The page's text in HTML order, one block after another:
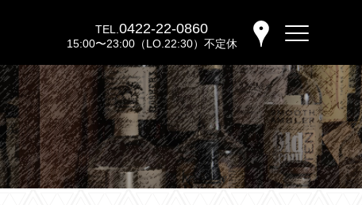
バーウッディTOP
バー ウッディについて
メニュー＆料金
おすすめカクテル
TEL.0422-22-0860
15:00〜23:00（LO.22:30）不定休